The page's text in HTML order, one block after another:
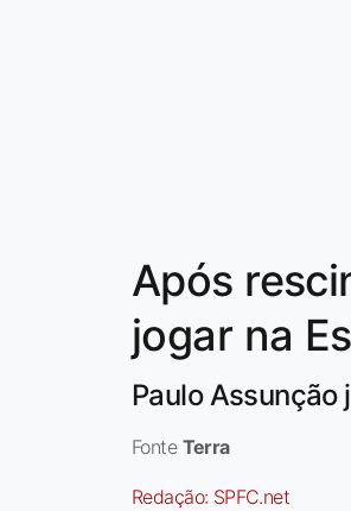
Após
jogar na
Paulo Assunção
Fonte Terra
Redação: SPFC.net